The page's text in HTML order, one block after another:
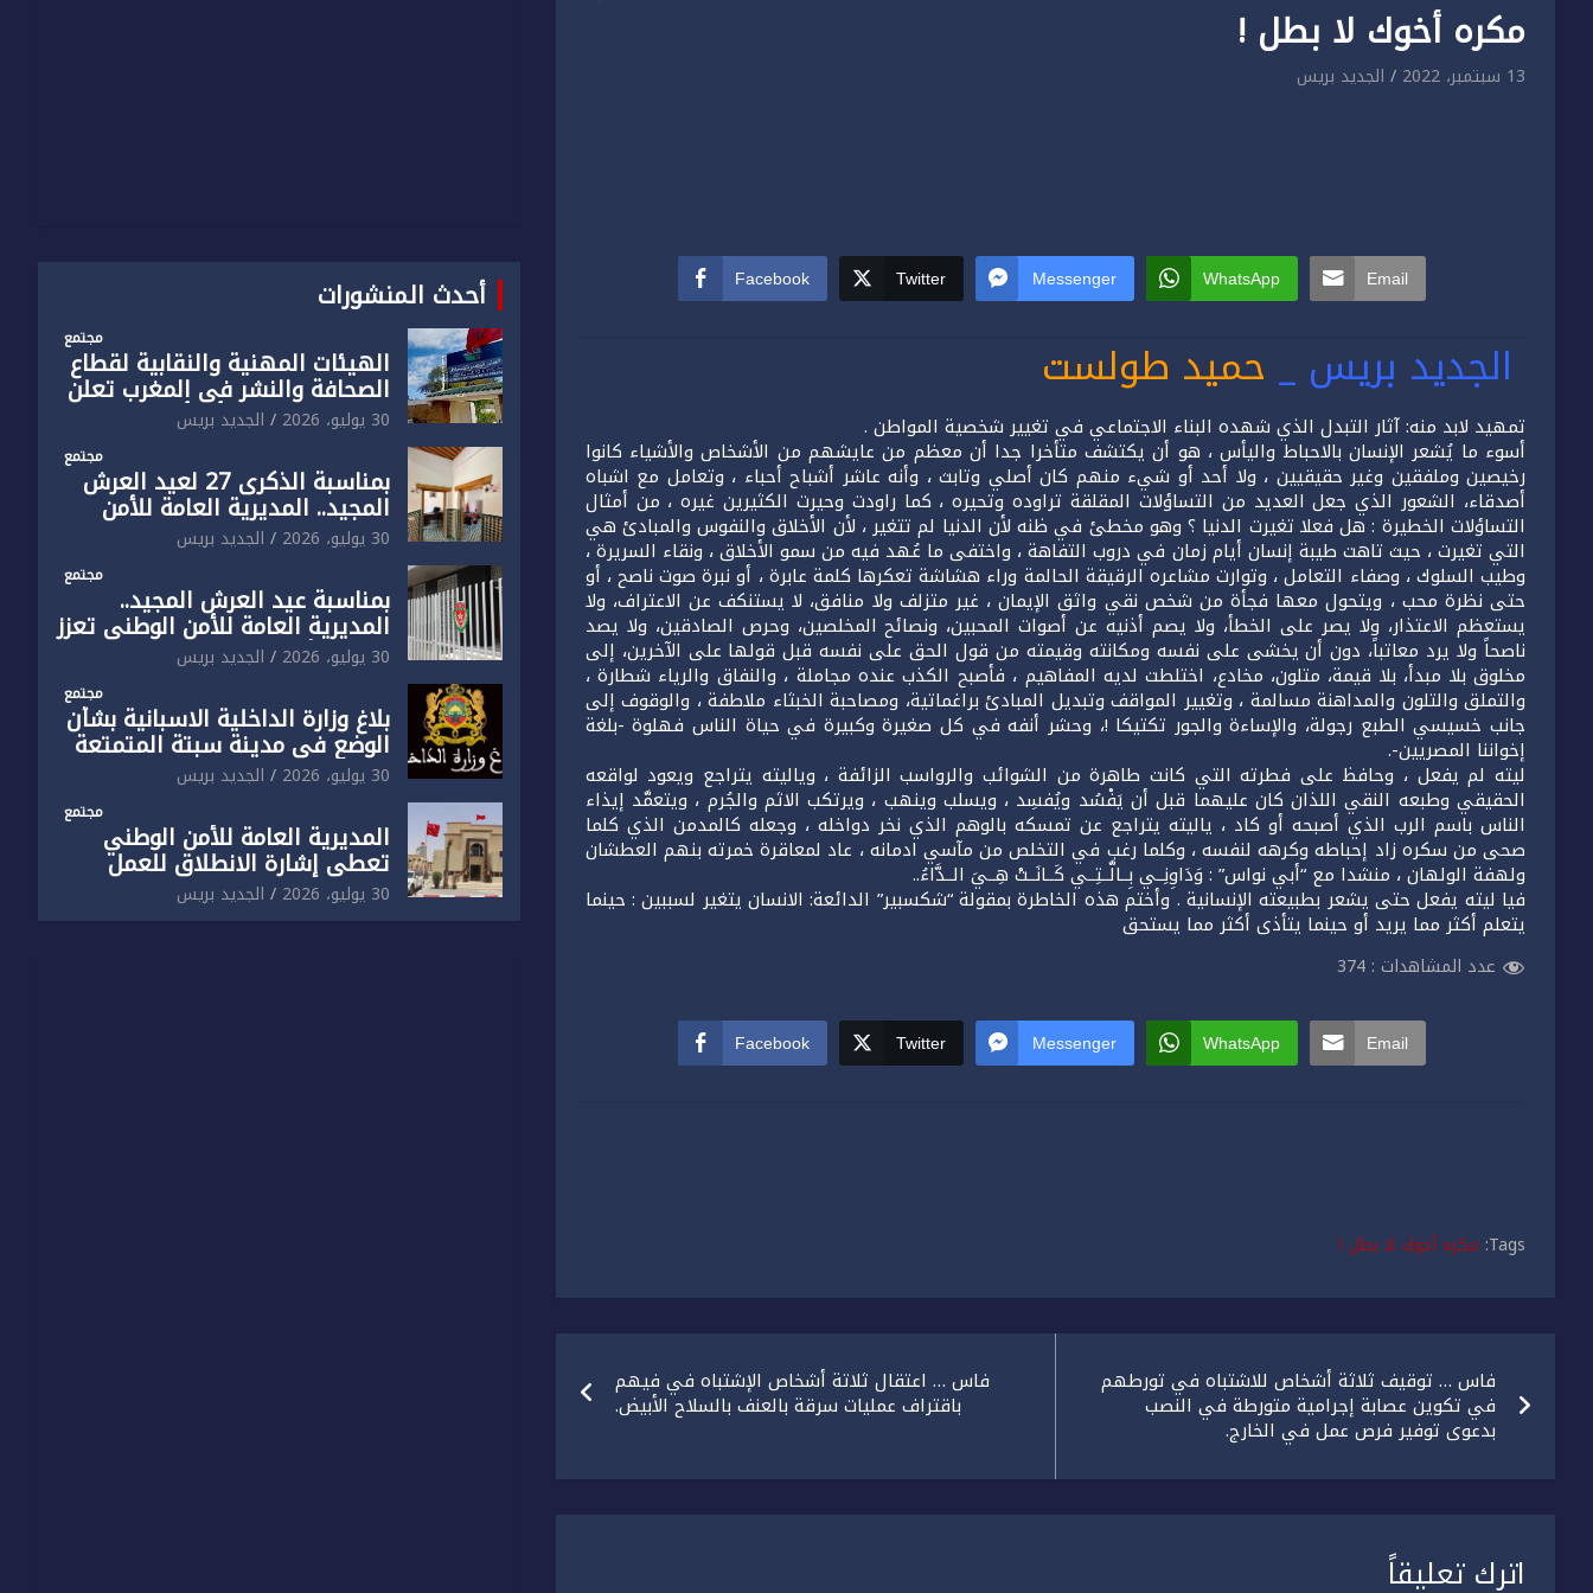
مكره أخوك لا بطل !
13 سبتمبر، 2022 الجديد بريس
Facebook Twitter Messenger WhatsApp Email
الجديد بريس _ حميد طولست
تمهيد لابد منه: آثار التبدل الذي شهده البناء الاجتماعي في تغيير شخصية المواطن .
أسوء ما يُشعر الإنسان بالاحباط واليأس ، هو أن يكتشف متأخرا جدا أن معظم من عايشهم من الأشخاص والأشياء كانوا
رخيصين وملفقين وغير حقيقيين ، ولا أحد أو شيء منهم كان أصلي وتابث ، وأنه عاشر أشباح أحباء ، وتعامل مع اشباه
أصدقاء، الشعور الذي جعل العديد من التساؤلات المقلقة تراوده وتحيره ، كما راودت وحيرت الكثيرين غيره ، من أمثال
التساؤلات الخطيرة : هل فعلا تغيرت الدنيا ؟ وهو مخطئ في ظنه لأن الدنيا لم تتغير ، لأن الأخلاق والنفوس والمبادئ هي
التي تغيرت ، حيث تاهت طيبة إنسان أيام زمان في دروب التفاهة ، واختفى ما عُهد فيه من سمو الأخلاق ، ونقاء السريرة ،
وطيب السلوك ، وصفاء التعامل ، وتوارت مشاعره الرقيقة الحالمة وراء هشاشة تعكرها كلمة عابرة ، أو نبرة صوت ناصح ، أو
حتى نظرة محب ، ويتحول معها فجأة من شخص نقي واثق الإيمان ، غير متزلف ولا منافق، لا يستنكف عن الاعتراف، ولا
يستعظم الاعتذار، ولا يصر على الخطأ، ولا يصم أذنيه عن أصوات المحبين، ونصائح المخلصين، وحرص الصادقين، ولا يصد
ناصحاً ولا يرد معاتباً، دون أن يخشى على نفسه ومكانته وقيمته من قول الحق على نفسه قبل قولها على الآخرين، إلى
مخلوق بلا مبدأ، بلا قيمة، متلون، مخادع، اختلطت لديه المفاهيم ، فأصبح الكذب عنده مجاملة ، والنفاق والرياء شطارة ،
والتملق والتلون والمداهنة مسالمة ، وتغيير المواقف وتبديل المبادئ براغماتية، ومصاحبة الخبثاء ملاطفة ، والوقوف إلى
جانب خسيسي الطبع رجولة، والإساءة والجور تكتيكا !، وحشر أنفه في كل صغيرة وكبيرة في حياة الناس فهلوة -بلغة
إخواننا المصريين-.
ليته لم يفعل ، وحافظ على فطرته التي كانت طاهرة من الشوائب والرواسب الزائفة ، وياليته يتراجع ويعود لواقعه
الحقيقي وطبعه النقي اللذان كان عليهما قبل أن يَفْسُد ويُفسِد ، ويسلب وينهب ، ويرتكب الاثم والجُرم ، ويتعمَّد إيذاء
الناس باسم الرب الذي أصبحه أو كاد ، ياليته يتراجع عن تمسكه بالوهم الذي نخر دواخله ، وجعله كالمدمن الذي كلما
صحى من سكره زاد إحباطه وكرهه لنفسه ، وكلما رغب في التخلص من مآسي ادمانه ، عاد لمعاقرة خمرته بنهم العطشان
ولهفة الولهان ، منشدا مع “أبي نواس” : وَدَاوِنِــي بِــالَّــتِــي كَــانَــتْ هِــيَ الــدَّاءُ..
فيا ليته يفعل حتى يشعر بطبيعته الإنسانية . وأختم هذه الخاطرة بمقولة “شكسبير” الدائعة: الانسان يتغير لسببين : حينما
يتعلم أكثر مما يريد أو حينما يتأذى أكثر مما يستحق
عدد المشاهدات : 374
Facebook Twitter Messenger WhatsApp Email
Tags: مكره أخوك لا بطل !
تصفّح
المقالات
فاس … توقيف ثلاثة أشخاص للاشتباه في تورطهم
في تكوين عصابة إجرامية متورطة في النصب
بدعوى توفير فرص عمل في الخارج.
فاس … اعتقال ثلاتة أشخاص الإشتباه في فيهم
باقتراف عمليات سرقة بالعنف بالسلاح الأبيض.
اترك تعليقاً
أحدث المنشورات
مجتمع
الهيئات المهنية والنقابية لقطاع
الصحافة والنشر في المغرب تعلن
رفضها القاطع لـ”أي أجندة انتخابية
مُعدة على مقاس سياسي
ومصلحي ضيق”
30 يوليو، 2026 الجديد بريس
مجتمع
بمناسبة الذكرى 27 لعيد العرش
المجيد.. المديرية العامة للأمن
الوطني تفتتح المقر الجديد لفرقة
الشرطة السياحية بفاس
30 يوليو، 2026 الجديد بريس
مجتمع
بمناسبة عيد العرش المجيد..
المديرية العامة للأمن الوطني تعزز
البنية الأمنية بالناظور بإحداث
فرقتين جديدتين
30 يوليو، 2026 الجديد بريس
مجتمع
بلاغ وزارة الداخلية الاسبانية بشأن
الوضع في مدينة سبتة المتمتعة
بالحكم الذاتي
30 يوليو، 2026 الجديد بريس
مجتمع
المديرية العامة للأمن الوطني
تعطي إشارة الانطلاق للعمل
بالمقر الجديد للدائرة الثالثة
للشرطة بولاية أمن العيون
30 يوليو، 2026 الجديد بريس